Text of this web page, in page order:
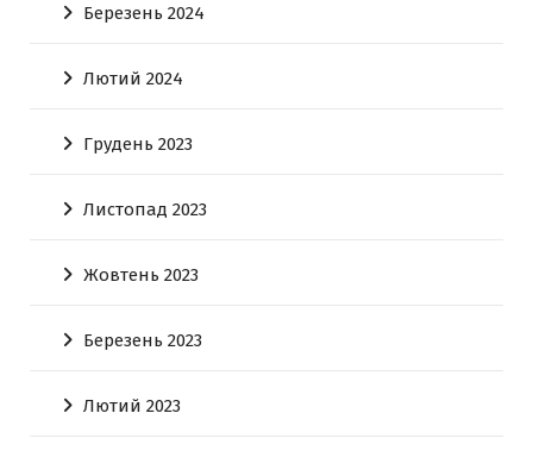
Березень 2024
Лютий 2024
Грудень 2023
Листопад 2023
Жовтень 2023
Березень 2023
Лютий 2023